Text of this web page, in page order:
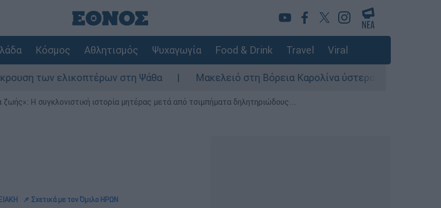
Κόσμος Αθλητισμός Ψυχαγωγία Food & Drink Travel Viral
ελικοπτέρων στη Ψάθα Μακελειό στη Βόρεια Καρολίνα ύστερα από πυροβολισμούς:
Η συγκλονιστική ιστορία μητέρας μετά από τσιμπήματα δηλητηριώδους...
📌 Σχετικά με τον Όμιλο ΗΡΩΝ